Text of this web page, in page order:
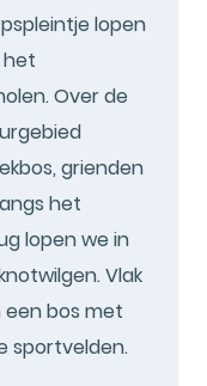
lopen
het
Over de
grienden
het
lopen we in
Vlak
bos met
sportvelden.